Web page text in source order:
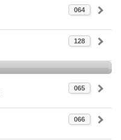
064
128
065
066